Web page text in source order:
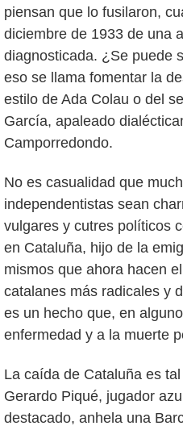
piensan que lo fusilaron,
diciembre de 1933 de una
diagnosticada. ¿Se puede
eso se llama fomentar la
estilo de Ada Colau o del
García, apaleado
Camporredondo.
No es casualidad que
independentistas sean
vulgares y cutres políticos
en Cataluña, hijo de la
mismos que ahora hacen
catalanes más radicales y
es un hecho que, en
enfermedad y a la muerte
La caída de Cataluña es
Gerardo Piqué, jugador
destacado, anhela una